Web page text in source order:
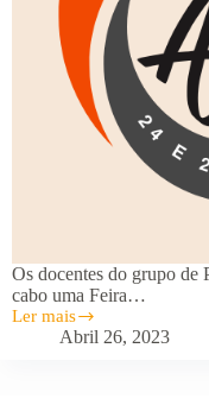
Os docentes do grupo de
cabo uma Feira…
Ler mais
Feira
Abril 26, 2023